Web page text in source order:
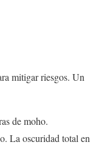
mitigar riesgos. Un
de moho.
La oscuridad total en